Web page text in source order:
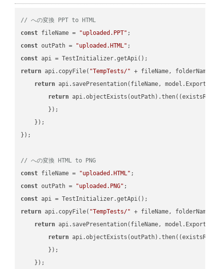
// への変換 PPT to HTML
const fileName = "uploaded.PPT"
const outPath = "uploaded.HTML"
const
return api.copyFile( "TempTests/" + fileName, folderName +
return api.savePresentation(fileName,
return api.objectExists(outPath).then( (
        });
    });
});
// への変換 HTML to PNG
const fileName = "uploaded.HTML"
const outPath = "uploaded.PNG"
const
return api.copyFile( "TempTests/" + fileName, folderName +
return api.savePresentation(fileName,
return api.objectExists(outPath).then( (
        });
    });